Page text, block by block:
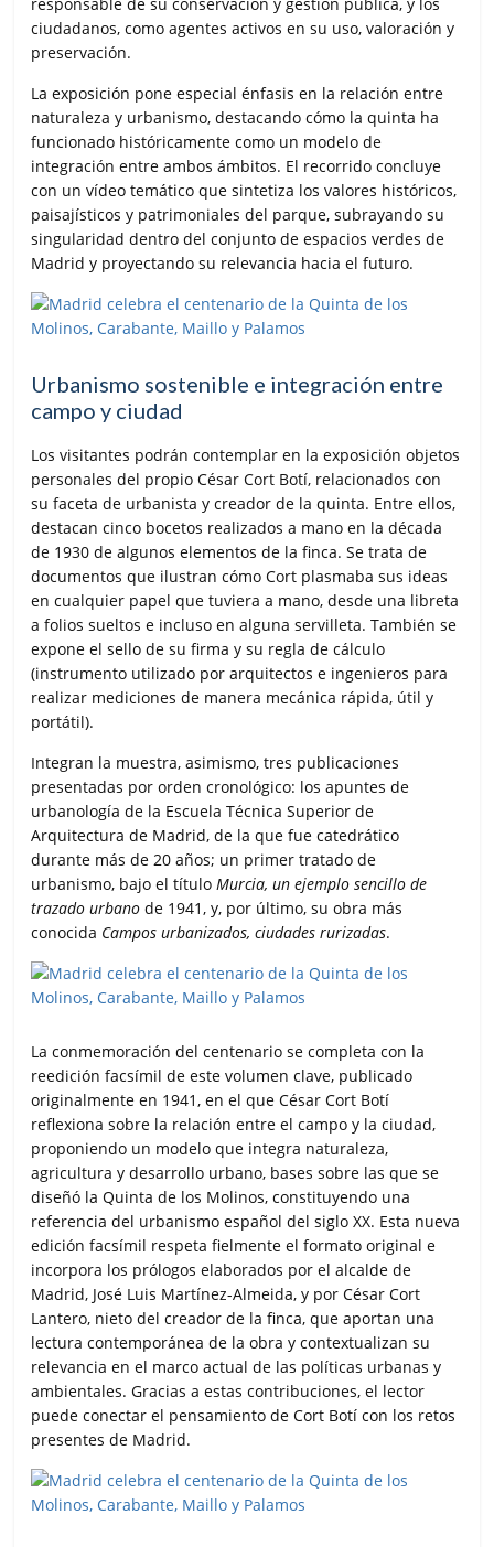
responsable de su conservación y gestión pública, y los
ciudadanos, como agentes activos en su uso, valoración y
preservación.
La exposición pone especial énfasis en la relación entre
naturaleza y urbanismo, destacando cómo la quinta ha
funcionado históricamente como un modelo de
integración entre ambos ámbitos. El recorrido concluye
con un vídeo temático que sintetiza los valores históricos,
paisajísticos y patrimoniales del parque, subrayando su
singularidad dentro del conjunto de espacios verdes de
Madrid y proyectando su relevancia hacia el futuro.
Urbanismo sostenible e integración entre
campo y ciudad
Los visitantes podrán contemplar en la exposición objetos
personales del propio César Cort Botí, relacionados con
su faceta de urbanista y creador de la quinta. Entre ellos,
destacan cinco bocetos realizados a mano en la década
de 1930 de algunos elementos de la finca. Se trata de
documentos que ilustran cómo Cort plasmaba sus ideas
en cualquier papel que tuviera a mano, desde una libreta
a folios sueltos e incluso en alguna servilleta. También se
expone el sello de su firma y su regla de cálculo
(instrumento utilizado por arquitectos e ingenieros para
realizar mediciones de manera mecánica rápida, útil y
portátil).
Integran la muestra, asimismo, tres publicaciones
presentadas por orden cronológico: los apuntes de
urbanología de la Escuela Técnica Superior de
Arquitectura de Madrid, de la que fue catedrático
durante más de 20 años; un primer tratado de
urbanismo, bajo el títuloMurcia, un ejemplo sencillo de
trazado urbano de 1941, y, por último, su obra más
conocida Campos urbanizados, ciudades rurizadas.
La conmemoración del centenario se completa con la
reedición facsímil de este volumen clave, publicado
originalmente en 1941, en el que César Cort Botí
reflexiona sobre la relación entre el campo y la ciudad,
proponiendo un modelo que integra naturaleza,
agricultura y desarrollo urbano, bases sobre las que se
diseñó la Quinta de los Molinos, constituyendo una
referencia del urbanismo español del siglo XX. Esta nueva
edición facsímil respeta fielmente el formato original e
incorpora los prólogos elaborados por el alcalde de
Madrid, José Luis Martínez-Almeida, y por César Cort
Lantero, nieto del creador de la finca, que aportan una
lectura contemporánea de la obra y contextualizan su
relevancia en el marco actual de las políticas urbanas y
ambientales. Gracias a estas contribuciones, el lector
puede conectar el pensamiento de Cort Botí con los retos
presentes de Madrid.